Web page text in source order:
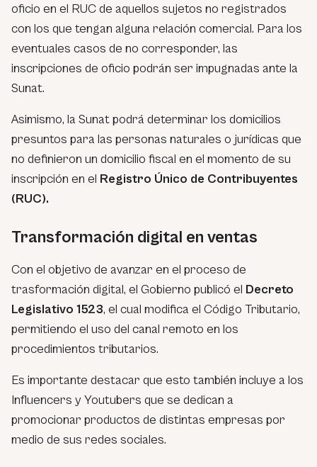
oficio en el RUC de aquellos sujetos no registrados
con los que tengan alguna relación comercial. Para los
eventuales casos de no corresponder, las
inscripciones de oficio podrán ser impugnadas ante la
Sunat.
Asimismo, la Sunat podrá determinar los domicilios
presuntos para las personas naturales o jurídicas que
no definieron un domicilio fiscal en el momento de su
inscripción en el Registro Único de Contribuyentes
(RUC).
Transformación digital en ventas
Con el objetivo de avanzar en el proceso de
trasformación digital, el Gobierno publicó el Decreto
Legislativo 1523, el cual modifica el Código Tributario,
permitiendo el uso del canal remoto en los
procedimientos tributarios.
Es importante destacar que esto también incluye a los
Influencers y Youtubers que se dedican a
promocionar productos de distintas empresas por
medio de sus redes sociales.